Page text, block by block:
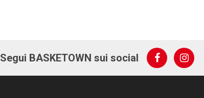
Segui BASKETOWN sui social